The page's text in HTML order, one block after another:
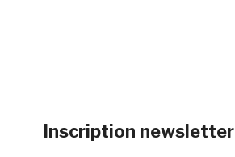
Inscription newsletter